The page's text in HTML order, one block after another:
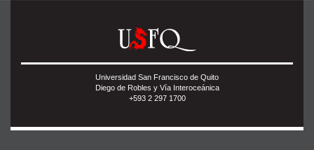
Universidad San Francisco de Quito
Diego de Robles y Vía Interoceánica
+593 2 297 1700